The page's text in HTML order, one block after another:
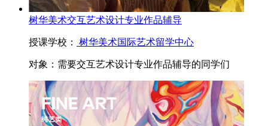
树华美术交互艺术设计专业作品辅导
授课学校： 树华美术国际艺术留学中心
对象： 需要交互艺术设计专业作品辅导的同学们